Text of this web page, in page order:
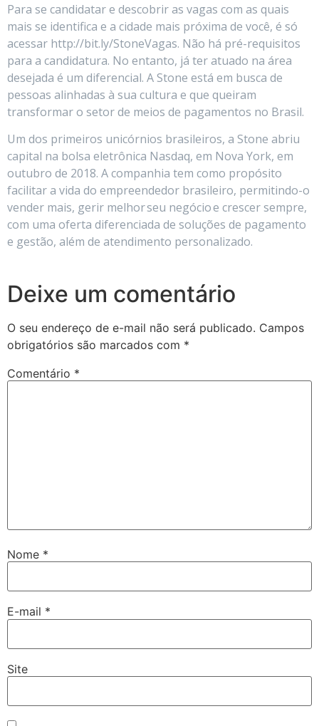
Para se candidatar e descobrir as vagas com as quais
mais se identifica e a cidade mais próxima de você, é só
acessar http://bit.ly/StoneVagas. Não há pré-requisitos
para a candidatura. No entanto, já ter atuado na área
desejada é um diferencial. A Stone está em busca de
pessoas alinhadas à sua cultura e que queiram
transformar o setor de meios de pagamentos no Brasil.
Um dos primeiros unicórnios brasileiros, a Stone abriu
capital na bolsa eletrônica Nasdaq, em Nova York, em
outubro de 2018. A companhia tem como propósito
facilitar a vida do empreendedor brasileiro, permitindo-o
vender mais, gerir melhor seu negócio e crescer sempre,
com uma oferta diferenciada de soluções de pagamento
e gestão, além de atendimento personalizado.
Deixe um comentário
O seu endereço de e-mail não será publicado. Campos
obrigatórios são marcados com *
Comentário *
Nome *
E-mail *
Site